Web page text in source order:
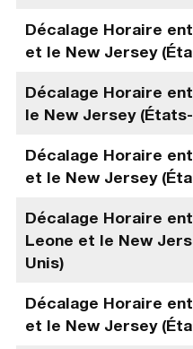
Décalage Horaire
et le New Jersey
Décalage Horaire
le New Jersey
Décalage Horaire
et le New Jersey
Décalage Horaire
Leone et le New
Unis)
Décalage Horaire
et le New Jersey